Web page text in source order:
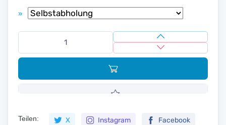
»
Teilen: X Instagram Facebook